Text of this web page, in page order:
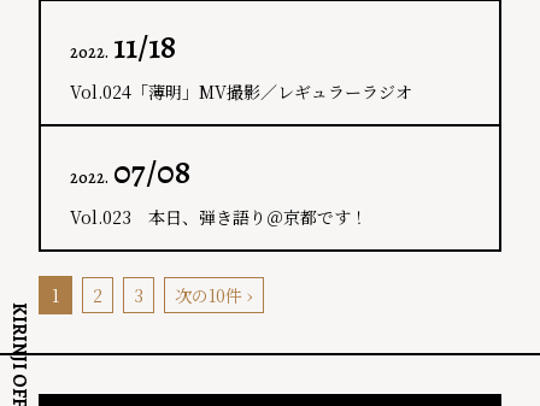
2022. 11/18
Vol.024「薄明」MV撮影／レギュラーラジオ
2022. 07/08
Vol.023 本日、弾き語り＠京都です！
1 2 3 次の10件 ›